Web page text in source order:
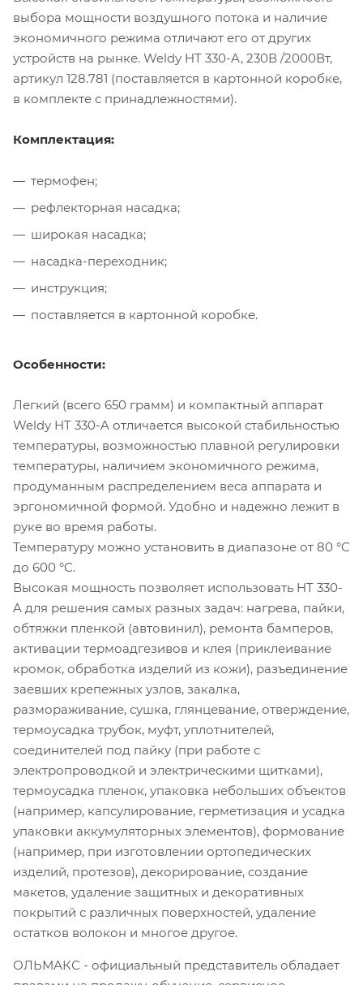
выбора мощности воздушного потока и наличие
экономичного режима отличают его от других
устройств на рынке. Weldy HT 330-A, 230В /2000Вт,
артикул 128.781 (поставляется в картонной коробке,
в комплекте с принадлежностями).
Комплектация:
термофен;
рефлекторная насадка;
широкая насадка;
насадка-переходник;
инструкция;
поставляется в картонной коробке.
Особенности:
Легкий (всего 650 грамм) и компактный аппарат
Weldy HT 330-A отличается высокой стабильностью
температуры, возможностью плавной регулировки
температуры, наличием экономичного режима,
продуманным распределением веса аппарата и
эргономичной формой. Удобно и надежно лежит в
руке во время работы.
Температуру можно установить в диапазоне от 80 °C
до 600 °C.
Высокая мощность позволяет использовать HT 330-
A для решения самых разных задач: нагрева, пайки,
обтяжки пленкой (автовинил), ремонта бамперов,
активации термоадгезивов и клея (приклеивание
кромок, обработка изделий из кожи), разъединение
заевших крепежных узлов, закалка,
размораживание, сушка, глянцевание, отверждение,
термоусадка трубок, муфт, уплотнителей,
соединителей под пайку (при работе с
электропроводкой и электрическими щитками),
термоусадка пленок, упаковка небольших объектов
(например, капсулирование, герметизация и усадка
упаковки аккумуляторных элементов), формование
(например, при изготовлении ортопедических
изделий, протезов), декорирование, создание
макетов, удаление защитных и декоративных
покрытий с различных поверхностей, удаление
остатков волокон и многое другое.
ОЛЬМАКС - официальный представитель обладает